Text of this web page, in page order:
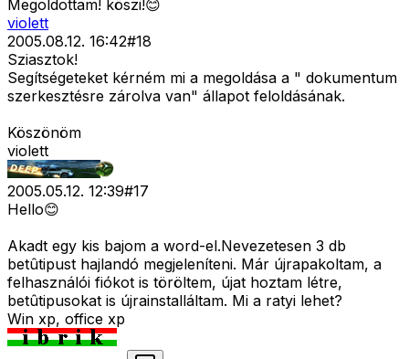
Megoldottam! köszi!😊
violett
2005.08.12. 16:42#18
Sziasztok!
Segítségeteket kérném mi a megoldása a " dokumentum
szerkesztésre zárolva van" állapot feloldásának.
Köszönöm
violett
2005.05.12. 12:39#17
Hello😊
Akadt egy kis bajom a word-el.Nevezetesen 3 db
betûtipust hajlandó megjeleníteni. Már újrapakoltam, a
felhasználói fiókot is töröltem, újat hoztam létre,
betûtipusokat is újrainstalláltam. Mi a ratyi lehet?
Win xp, office xp